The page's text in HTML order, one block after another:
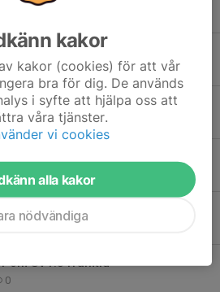
Slussen klar nästa år …
0
0
i Kungens trädgård
om SVT:s framtid
0
kakor
kakor (cookies) för att vår
bra för dig. De används
i syfte att hjälpa oss att
våra tjänster.
vi cookies
alla kakor
nödvändiga